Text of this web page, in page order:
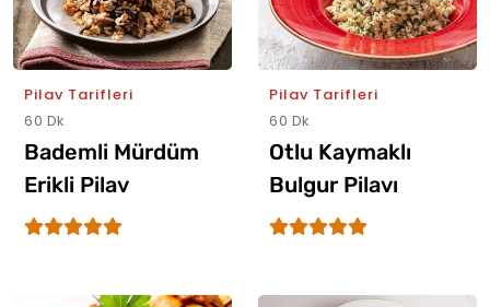
Pilav Tarifleri
60 Dk
Bademli Mürdüm
Erikli Pilav
Pilav Tarifleri
60 Dk
Otlu Kaymaklı
Bulgur Pilavı